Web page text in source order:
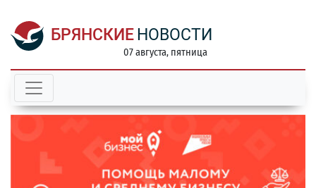
БРЯНСКИЕ НОВОСТИ
07 августа, пятница